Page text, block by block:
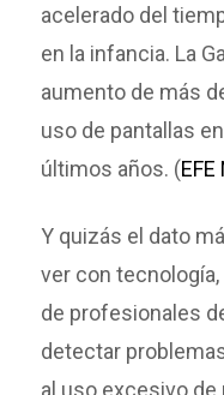
acelerado del
en la infancia. La
aumento de más
uso de pantallas
últimos años. (
Y quizás el dato
ver con
de profesionales
detectar
al uso excesivo de